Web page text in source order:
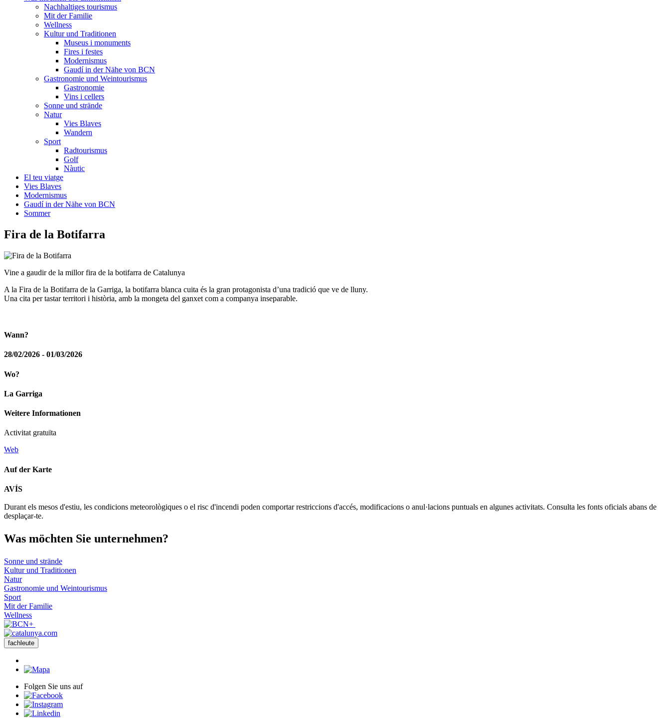
Nachhaltiges tourismus
Mit der Familie
Wellness
Kultur und Traditionen
Museus i monuments
Fires i festes
Modernismus
Gaudí in der Nähe von BCN
Gastronomie und Weintourismus
Gastronomie
Vins i cellers
Sonne und strände
Natur
Vies Blaves
Wandern
Sport
Radtourismus
Golf
Nàutic
El teu viatge
Vies Blaves
Modernismus
Gaudí in der Nähe von BCN
Sommer
Fira de la Botifarra
Vine a gaudir de la millor fira de la botifarra de Catalunya
A la Fira de la Botifarra de la Garriga, la botifarra blanca cuita és la gran protagonista d’una tradició que ve de lluny.
Una cita per tastar territori i història, amb la mongeta del ganxet com a companya inseparable.
Wann?
28/02/2026 - 01/03/2026
Wo?
La Garriga
Weitere Informationen
Activitat gratuïta
Web
Auf der Karte
−
AVÍS
Durant els mesos d'estiu, les condicions meteorològiques o el risc d'incendi poden comportar restriccions d'accés, modificacions o anul·lacions puntuals en algunes activitats. Consulta les fonts oficials abans de
desplaçar-te.
Was möchten Sie unternehmen?
Sonne und strände
Kultur und Traditionen
Natur
Gastronomie und Weintourismus
Sport
Mit der Familie
Wellness
fachleute
Folgen Sie uns auf